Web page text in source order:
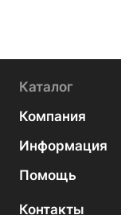
Каталог
Компания
Информация
Помощь
Контакты